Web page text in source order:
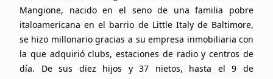
Mangione, nacido en el seno de una familia pobre
italoamericana en el barrio de Little Italy de Baltimore,
se hizo millonario gracias a su empresa inmobiliaria con
la que adquirió clubs, estaciones de radio y centros de
día. De sus diez hijos y 37 nietos, hasta el 9 de